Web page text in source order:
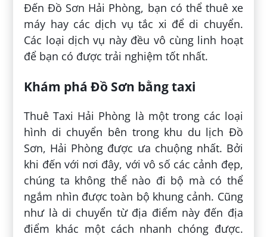
Đến Đồ Sơn Hải Phòng, bạn có thể thuê xe
máy hay các dịch vụ tắc xi để di chuyển.
Các loại dịch vụ này đều vô cùng linh hoạt
để bạn có được trải nghiệm tốt nhất.
Khám phá Đồ Sơn bằng taxi
Thuê Taxi Hải Phòng là một trong các loại
hình di chuyển bên trong khu du lịch Đồ
Sơn, Hải Phòng được ưa chuộng nhất. Bởi
khi đến với nơi đây, với vô số các cảnh đẹp,
chúng ta không thể nào đi bộ mà có thể
ngắm nhìn được toàn bộ khung cảnh. Cũng
như là di chuyển từ địa điểm này đến địa
điểm khác một cách nhanh chóng được.